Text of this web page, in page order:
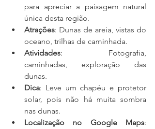
para apreciar a paisagem natural
única desta região.
Atrações: Dunas de areia, vistas do
oceano, trilhas de caminhada.
Atividades: Fotografia,
caminhadas, exploração das
dunas.
Dica: Leve um chapéu e protetor
solar, pois não há muita sombra
nas dunas.
Localização no Google Maps